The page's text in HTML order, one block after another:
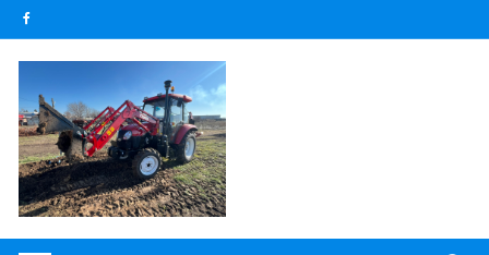
Skip
to
content